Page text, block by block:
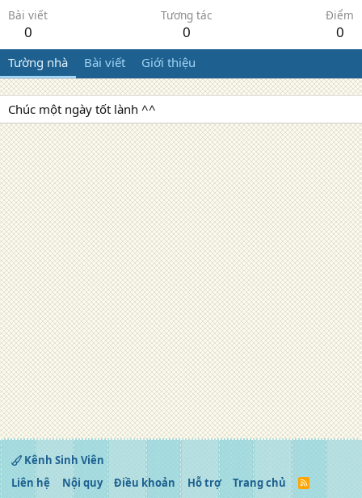
Bài viết
0
Tương tác
0
Điểm
0
Tường nhà Bài viết Giới thiệu
Chúc một ngày tốt lành ^^
Kênh Sinh Viên
Liên hệ
Nội quy Điều khoản Hỗ trợ Trang chủ
R